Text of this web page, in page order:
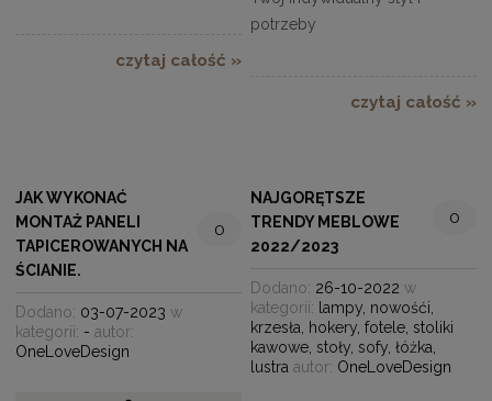
czytaj całość »
potrzeby
czytaj całość »
JAK WYKONAĆ
MONTAŻ PANELI
TAPICEROWANYCH NA
ŚCIANIE.
0
Dodano: 03-07-2023 w
kategorii: - autor:
OneLoveDesign
NAJGORĘTSZE
TRENDY MEBLOWE
2022/2023
0
Dodano: 26-10-2022 w
kategorii: lampy nowośći
krzesła
hokery ,fotele ,stoliki
kawowe ,stoły ,sofy ,łóżka
lustra autor: OneLoveDesign